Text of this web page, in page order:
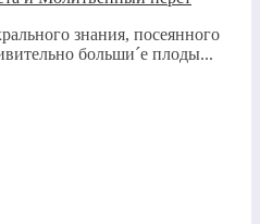
знания, посеянного
большиˊе плоды...